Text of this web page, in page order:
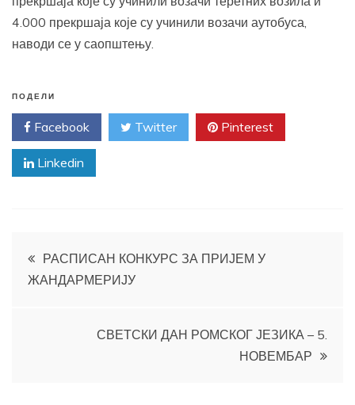
4.000 прекршаја које су учинили возачи аутобуса,
наводи се у саопштењу.
ПОДЕЛИ
Facebook Twitter Pinterest
Linkedin
Кретање
чланка
РАСПИСАН КОНКУРС ЗА ПРИЈЕМ У
ЖАНДАРМЕРИЈУ
СВЕТСКИ ДАН РОМСКОГ ЈЕЗИКА – 5.
НОВЕМБАР